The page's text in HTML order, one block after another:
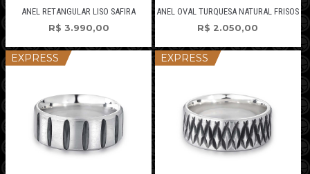
ANEL RETANGULAR LISO SAFIRA
R$ 3.990,00
ANEL OVAL TURQUESA NATURAL FRISOS
R$ 2.050,00
EXPRESS EXPRESS